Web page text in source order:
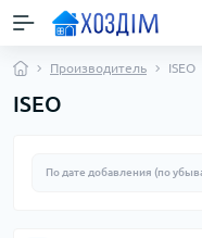
Производитель ISEO
ISEO